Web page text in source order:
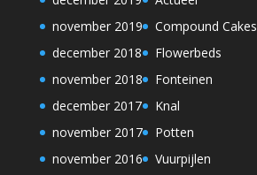
november 2019
december 2018
november 2018
december 2017
november 2017
november 2016
Compound Cakes
Flowerbeds
Fonteinen
Knal
Potten
Vuurpijlen